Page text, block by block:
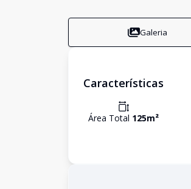
Galeria
Características
Área Total 125m²